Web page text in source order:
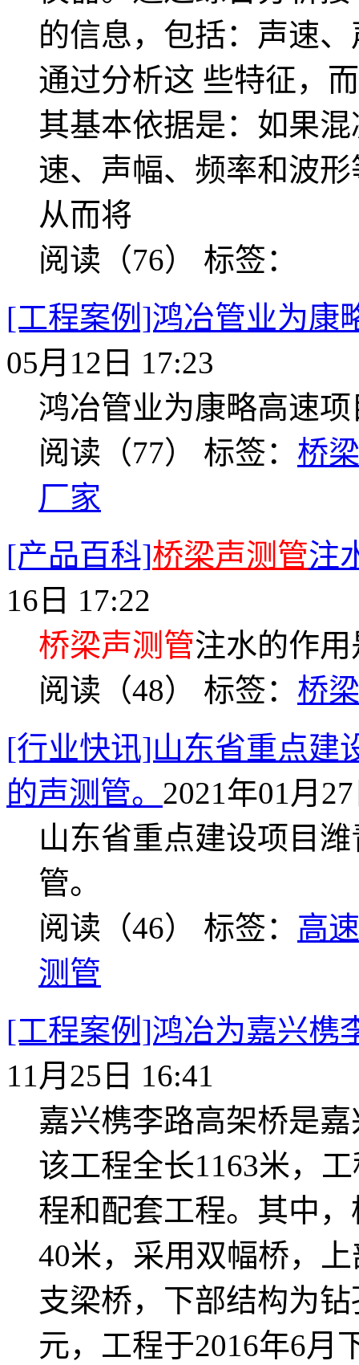
的信息，包括：声速
通过分析这 些特征，
其基本依据是：如果
速、声幅、频率和波
从而将
阅读（76） 标签：
[工程案例]鸿冶管业为康
05月12日 17:23
鸿冶管业为康略高速
阅读（77） 标签： 桥
厂家
[产品百科]桥梁声测管注
16日 17:22
桥梁声测管注水的作
阅读（48） 标签： 桥
[行业快讯]山东省重点建
的声测管。 2021年01月
山东省重点建设项目
管。
阅读（46） 标签： 高
测管
[工程案例]鸿冶为嘉兴槜
11月25日 16:41
嘉兴槜李路高架桥是
该工程全长1163米，
程和配套工程。其中
40米，采用双幅桥，
支梁桥，下部结构为
元，工程于2016年6月